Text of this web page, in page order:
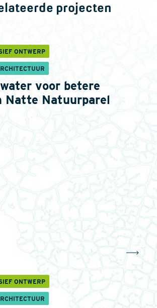
projecten
ONTWERP
voor betere
Natte Natuurparel
ONTWERP